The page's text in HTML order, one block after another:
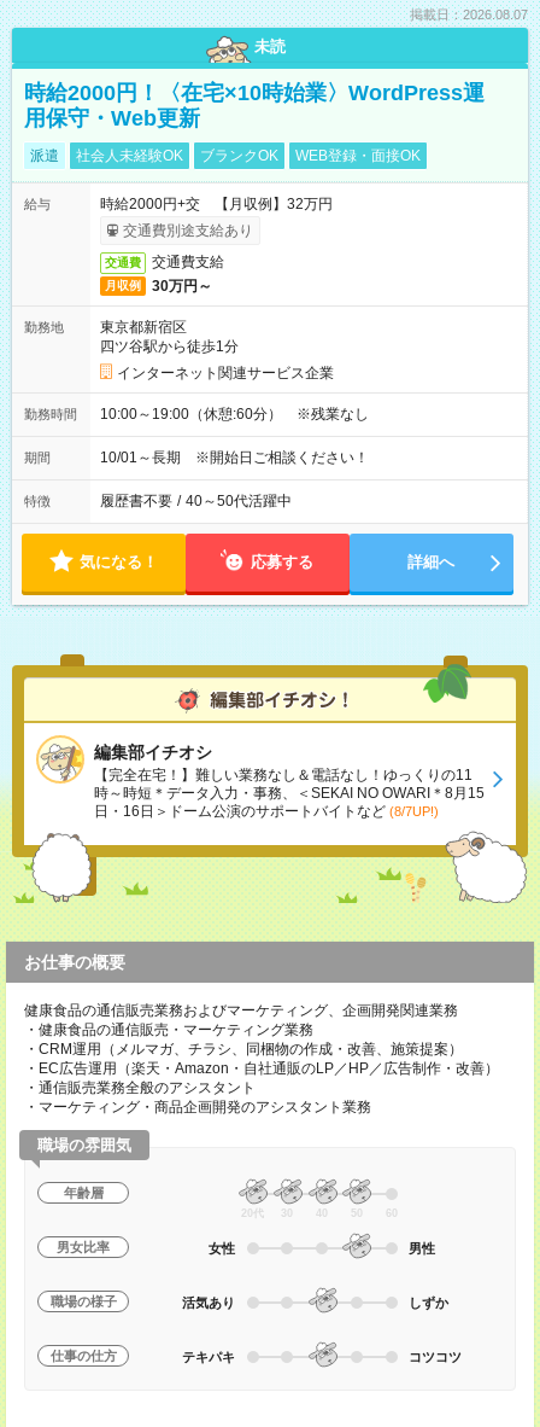
掲載日：2026.08.07
未読
時給2000円！〈在宅×10時始業〉WordPress運
用保守・Web更新
派遣 社会人未経験OK ブランクOK WEB登録・面接OK
給与
時給2000円+交 【月収例】32万円
交通費別途支給あり
交通費 交通費支給
月収例 30万円～
勤務地
東京都新宿区
四ツ谷駅から徒歩1分
インターネット関連サービス企業
勤務時間 10:00～19:00（休憩:60分） ※残業なし
期間 10/01～長期 ※開始日ご相談ください！
特徴 履歴書不要 / 40～50代活躍中
気になる！ 応募する 詳細へ
編集部イチオシ
【完全在宅！】難しい業務なし＆電話なし！ゆっくりの11
時～時短＊データ入力・事務、＜SEKAI NO OWARI＊8月15
日・16日＞ドーム公演のサポートバイトなど (8/7UP!)
お仕事の概要
健康食品の通信販売業務およびマーケティング、企画開発関連業務
・健康食品の通信販売・マーケティング業務
・CRM運用（メルマガ、チラシ、同梱物の作成・改善、施策提案）
・EC広告運用（楽天・Amazon・自社通販のLP／HP／広告制作・改善）
・通信販売業務全般のアシスタント
・マーケティング・商品企画開発のアシスタント業務
職場の雰囲気
年齢層
20代 30 40 50 60
男女比率 女性 男性
職場の様子 活気あり しずか
仕事の仕方 テキパキ コツコツ